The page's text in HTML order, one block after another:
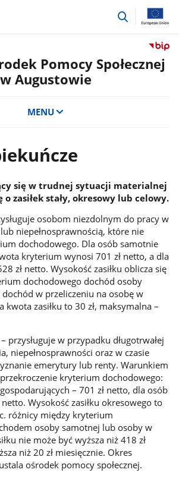
przejdź
Przejdź
do
Pomocy Społecznej
w Augustowie
MENU
się w trudnej sytuacji materialnej
o zasiłek stały, okresowy lub celowy.
osobom niezdolnym do pracy w
niepełnosprawnością, które nie
dochodowego. Dla osób samotnie
kryterium wynosi 701 zł netto, a dla
zł netto. Wysokość zasiłku oblicza się
dochodowego dochód osoby
w przeliczeniu na osobę w
zasiłku to 30 zł, maksymalna –
– przysługuje w przypadku długotrwałej
niepełnosprawności oraz w czasie
emerytury lub renty. Warunkiem
kryterium dochodowego:
– 701 zł netto, dla osób
Wysokość zasiłku okresowego to
różnicy między kryterium
osoby samotnej lub osoby w
nie może być wyższa niż 418 zł
niż 20 zł miesięcznie. Okres
ośrodek pomocy społecznej.